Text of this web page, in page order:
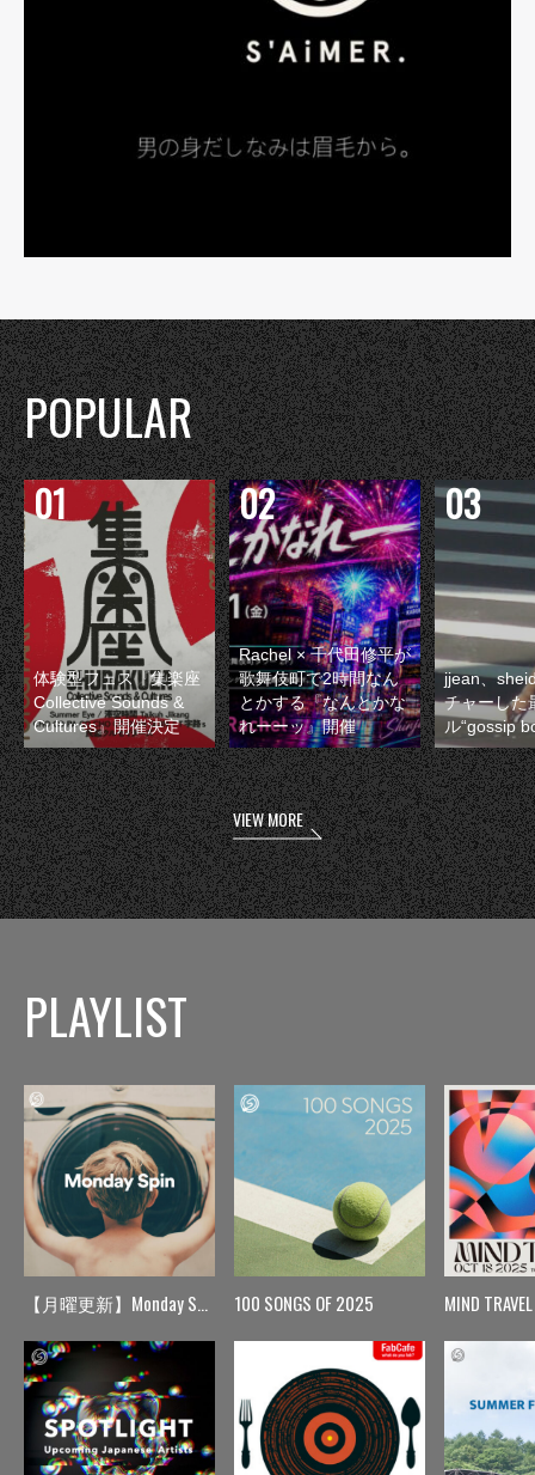
POPULAR
体験型フェス『集楽座
Collective Sounds &
Cultures』開催決定
Rachel × 千代田修平が
歌舞伎町で2時間なん
とかする『なんとかな
れーーッ』開催
jjean、
チャーした
ル“gossip
VIEW MORE
PLAYLIST
【月曜更新】Monday Spin 100 SONGS OF 2025 MIND TRAVEL